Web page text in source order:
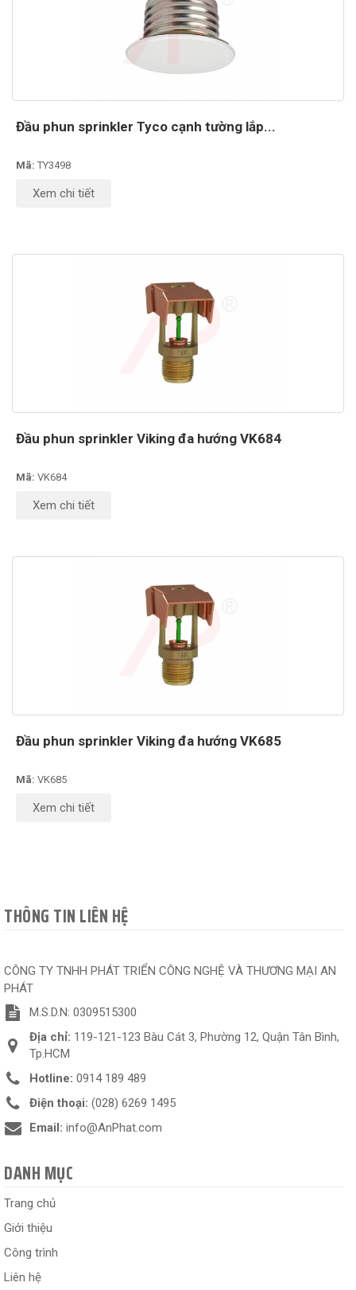
Đầu phun sprinkler Tyco cạnh tường lắp...
Mã: TY3498
Xem chi tiết
Đầu phun sprinkler Viking đa hướng VK684
Mã: VK684
Xem chi tiết
Đầu phun sprinkler Viking đa hướng VK685
Mã: VK685
Xem chi tiết
THÔNG TIN LIÊN HỆ
CÔNG TY TNHH PHÁT TRIỂN CÔNG NGHỆ VÀ THƯƠNG MẠI AN
PHÁT
M.S.D.N: 0309515300
Địa chỉ: 119-121-123 Bàu Cát 3, Phường 12, Quận Tân Bình,
Tp.HCM
Hotline: 0914 189 489
Điện thoại: (028) 6269 1495
Email: info@AnPhat.com
DANH MỤC
Trang chủ
Giới thiệu
Công trình
Liên hệ